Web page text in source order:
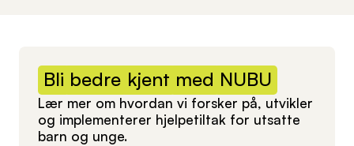
Bli bedre kjent med NUBU
Lær mer om hvordan vi forsker på, utvikler
og implementerer hjelpetiltak for utsatte
barn og unge.